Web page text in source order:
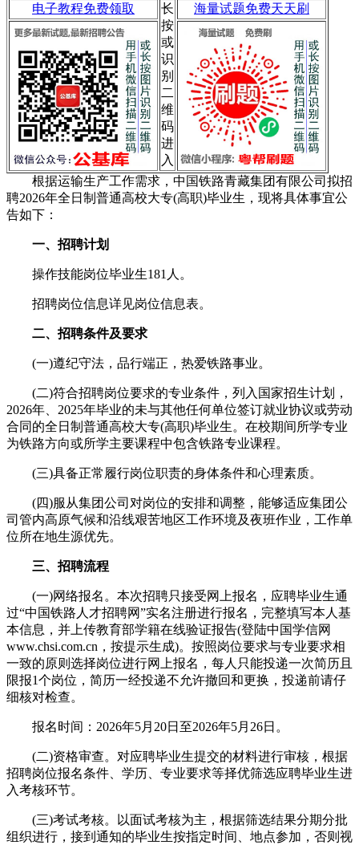
电子教程免费领取
长
按
或
识
别
二
维
码
进
入
海量试题免费天天刷
根据运输生产工作需求，中国铁路青藏集团有限公司拟招
聘2026年全日制普通高校大专(高职)毕业生，现将具体事宜公
告如下：
一、招聘计划
操作技能岗位毕业生181人。
招聘岗位信息详见岗位信息表。
二、招聘条件及要求
(一)遵纪守法，品行端正，热爱铁路事业。
(二)符合招聘岗位要求的专业条件，列入国家招生计划，
2026年、2025年毕业的未与其他任何单位签订就业协议或劳动
合同的全日制普通高校大专(高职)毕业生。在校期间所学专业
为铁路方向或所学主要课程中包含铁路专业课程。
(三)具备正常履行岗位职责的身体条件和心理素质。
(四)服从集团公司对岗位的安排和调整，能够适应集团公
司管内高原气候和沿线艰苦地区工作环境及夜班作业，工作单
位所在地生源优先。
三、招聘流程
(一)网络报名。本次招聘只接受网上报名，应聘毕业生通
过“中国铁路人才招聘网”实名注册进行报名，完整填写本人基
本信息，并上传教育部学籍在线验证报告(登陆中国学信网
www.chsi.com.cn，按提示生成)。按照岗位要求与专业要求相
一致的原则选择岗位进行网上报名，每人只能投递一次简历且
限报1个岗位，简历一经投递不允许撤回和更换，投递前请仔
细核对检查。
报名时间：2026年5月20日至2026年5月26日。
(二)资格审查。对应聘毕业生提交的材料进行审核，根据
招聘岗位报名条件、学历、专业要求等择优筛选应聘毕业生进
入考核环节。
(三)考试考核。以面试考核为主，根据筛选结果分期分批
组织进行，接到通知的毕业生按指定时间、地点参加，否则视